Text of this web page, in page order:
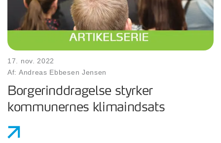
17. nov. 2022
Af: Andreas Ebbesen Jensen
Borgerinddragelse styrker
kommunernes klimaindsats